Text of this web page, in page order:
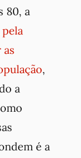
80, a
as
,
a
é a